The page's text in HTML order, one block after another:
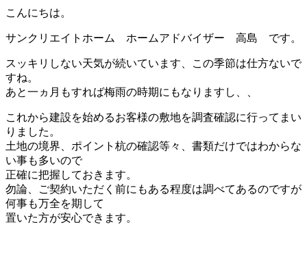
こんにちは。
サンクリエイトホーム ホームアドバイザー 高島 です。
スッキリしない天気が続いています、この季節は仕方ないで
すね。
あと一ヵ月もすれば梅雨の時期にもなりますし、、
これから建設を始めるお客様の敷地を調査確認に行ってまい
りました。
土地の境界、ポイント杭の確認等々、書類だけではわからな
い事も多いので
正確に把握しておきます。
勿論、ご契約いただく前にもある程度は調べてあるのですが
何事も万全を期して
置いた方が安心できます。